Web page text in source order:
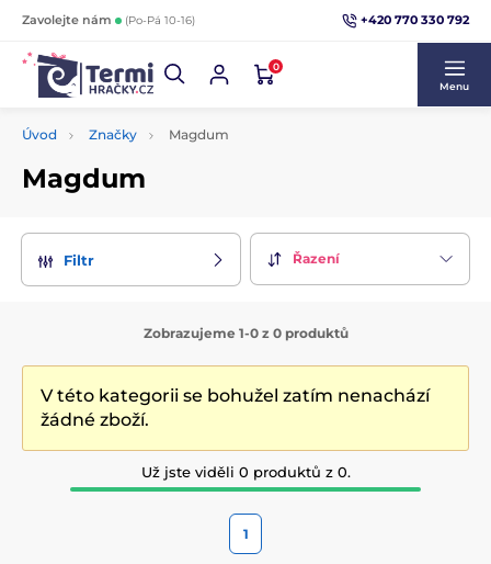
Zavolejte nám (Po-Pá 10-16) +420 770 330 792
0
Menu
Úvod Značky Magdum
Magdum
Filtr Řazení
Zobrazujeme 1-0 z 0 produktů
V této kategorii se bohužel zatím nenachází
žádné zboží.
Už jste viděli 0 produktů z 0.
1